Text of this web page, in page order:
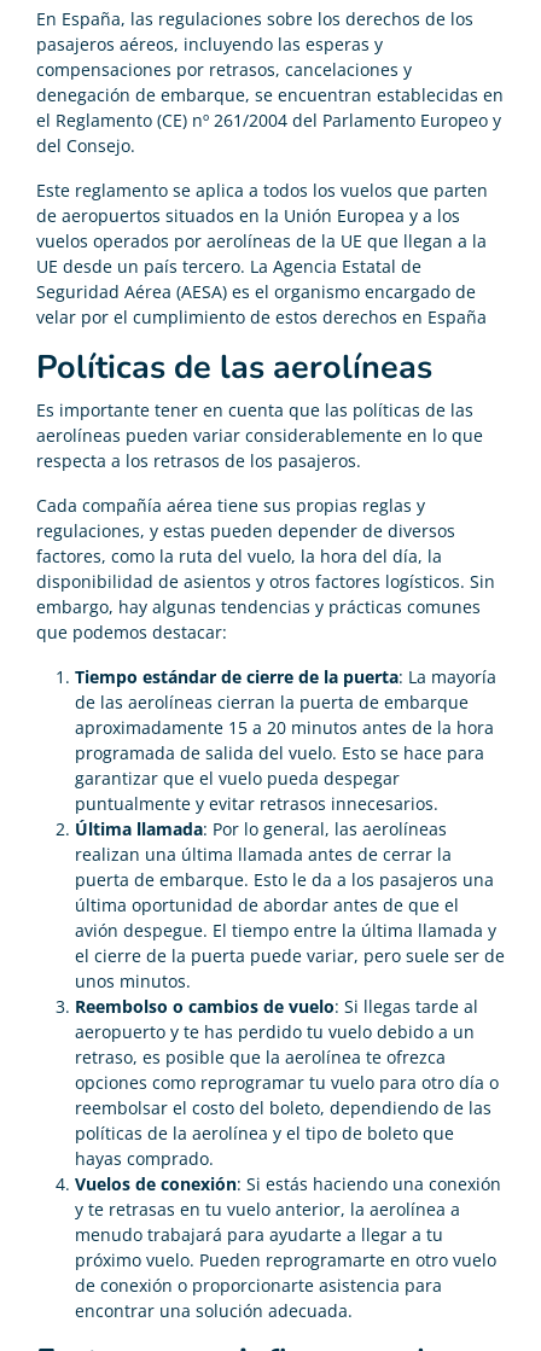
En España, las regulaciones sobre los derechos de los
pasajeros aéreos, incluyendo las esperas y
compensaciones por retrasos, cancelaciones y
denegación de embarque, se encuentran establecidas en
el Reglamento (CE) nº 261/2004 del Parlamento Europeo y
del Consejo.
Este reglamento se aplica a todos los vuelos que parten
de aeropuertos situados en la Unión Europea y a los
vuelos operados por aerolíneas de la UE que llegan a la
UE desde un país tercero. La Agencia Estatal de
Seguridad Aérea (AESA) es el organismo encargado de
velar por el cumplimiento de estos derechos en España​
Políticas de las aerolíneas
Es importante tener en cuenta que las políticas de las
aerolíneas pueden variar considerablemente en lo que
respecta a los retrasos de los pasajeros.
Cada compañía aérea tiene sus propias reglas y
regulaciones, y estas pueden depender de diversos
factores, como la ruta del vuelo, la hora del día, la
disponibilidad de asientos y otros factores logísticos. Sin
embargo, hay algunas tendencias y prácticas comunes
que podemos destacar:
Tiempo estándar de cierre de la puerta: La mayoría
de las aerolíneas cierran la puerta de embarque
aproximadamente 15 a 20 minutos antes de la hora
programada de salida del vuelo. Esto se hace para
garantizar que el vuelo pueda despegar
puntualmente y evitar retrasos innecesarios.
Última llamada: Por lo general, las aerolíneas
realizan una última llamada antes de cerrar la
puerta de embarque. Esto le da a los pasajeros una
última oportunidad de abordar antes de que el
avión despegue. El tiempo entre la última llamada y
el cierre de la puerta puede variar, pero suele ser de
unos minutos.
Reembolso o cambios de vuelo: Si llegas tarde al
aeropuerto y te has perdido tu vuelo debido a un
retraso, es posible que la aerolínea te ofrezca
opciones como reprogramar tu vuelo para otro día o
reembolsar el costo del boleto, dependiendo de las
políticas de la aerolínea y el tipo de boleto que
hayas comprado.
Vuelos de conexión: Si estás haciendo una conexión
y te retrasas en tu vuelo anterior, la aerolínea a
menudo trabajará para ayudarte a llegar a tu
próximo vuelo. Pueden reprogramarte en otro vuelo
de conexión o proporcionarte asistencia para
encontrar una solución adecuada.